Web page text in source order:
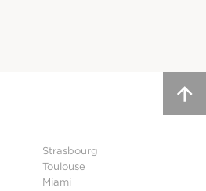
Strasbourg
Toulouse
Miami